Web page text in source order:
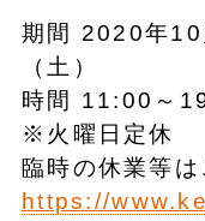
期間 2020年10
（土）
時間 11:00～
※火曜日定休
臨時の休業等
https://